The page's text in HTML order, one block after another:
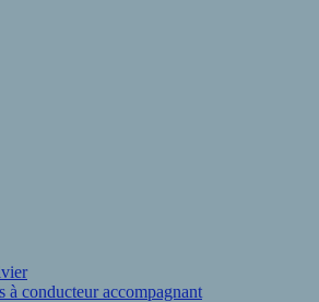
à conducteur accompagnant